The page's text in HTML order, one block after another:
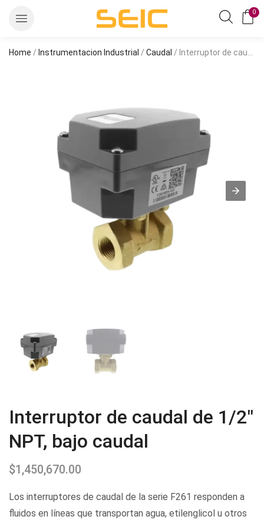
0
Home / Instrumentacion Industrial / Caudal / Interruptor de caudal de 1/2″ NPT, bajo caudal
Interruptor de caudal de 1/2″
NPT, bajo caudal
$1,450,670.00
Los interruptores de caudal de la serie F261 responden a
fluidos en líneas que transportan agua, etilenglicol u otros